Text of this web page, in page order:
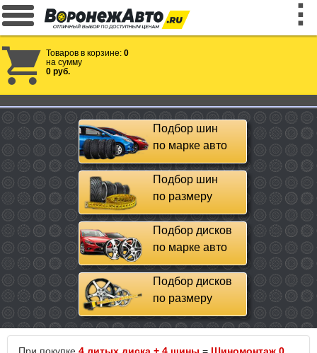
Товаров в корзине: 0
на сумму
0 руб.
Подбор шин
по марке авто
Подбор шин
по размеру
Подбор дисков
по марке авто
Подбор дисков
по размеру